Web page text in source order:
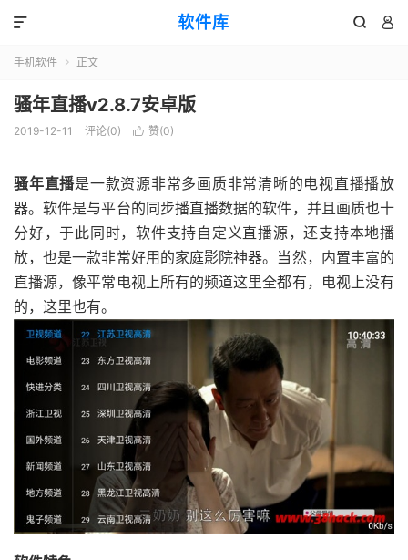
软件库  

手机软件  正文
骚年直播v2.8.7安卓版
2019-12-11 评论(0)  赞(0)
骚年直播是一款资源非常多画质非常清晰的电视直播播放
器。软件是与平台的同步播直播数据的软件，并且画质也十
分好，于此同时，软件支持自定义直播源，还支持本地播
放，也是一款非常好用的家庭影院神器。当然，内置丰富的
直播源，像平常电视上所有的频道这里全都有，电视上没有
的，这里也有。